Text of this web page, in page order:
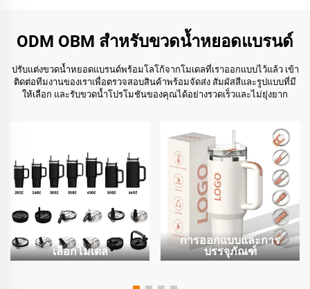
ODM OBM สำหรับขวดน้ำหยอดแบรนด์
ปรับแต่งขวดน้ำหยอดแบรนด์พร้อมโลโก้จากโมเดลที่เราออกแบบไว้แล้ว เข้า
ติดต่อทีมงานของเราเพื่อตรวจสอบสินค้าพร้อมจัดส่ง สัมผัสสีและรูปแบบที่มี
ให้เลือก และรับขวดน้ำโปรโมชันของคุณได้อย่างรวดเร็วและไม่ยุ่งยาก
เลือกโมเดล
การออกแบบและการ
บรรจุภัณฑ์